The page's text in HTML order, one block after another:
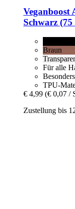
Veganboost
Schwarz
Braun
Für alle
TPU-
€ 4,99 (€ 0,07 /
Zustellung bis